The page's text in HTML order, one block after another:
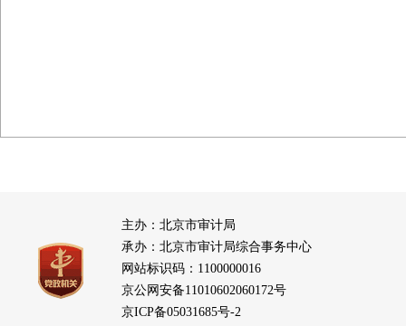
主办：北京市审计局
承办：北京市审计局综合事务中心
网站标识码：1100000016
京公网安备11010602060172号
京ICP备05031685号-2